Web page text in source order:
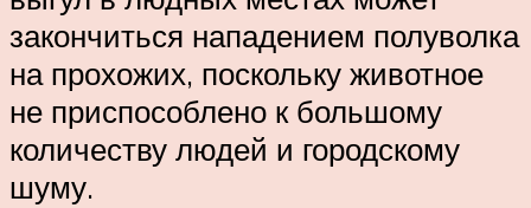
закончиться нападением полуволка
на прохожих, поскольку животное
не приспособлено к большому
количеству людей и городскому
шуму.